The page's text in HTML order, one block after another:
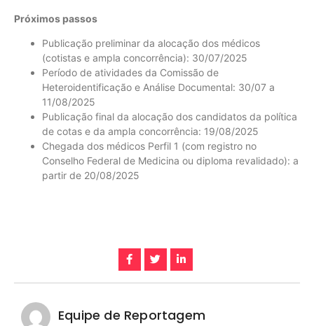
Próximos passos
Publicação preliminar da alocação dos médicos
(cotistas e ampla concorrência): 30/07/2025
Período de atividades da Comissão de
Heteroidentificação e Análise Documental: 30/07 a
11/08/2025
Publicação final da alocação dos candidatos da política
de cotas e da ampla concorrência: 19/08/2025
Chegada dos médicos Perfil 1 (com registro no
Conselho Federal de Medicina ou diploma revalidado): a
partir de 20/08/2025
Equipe de Reportagem